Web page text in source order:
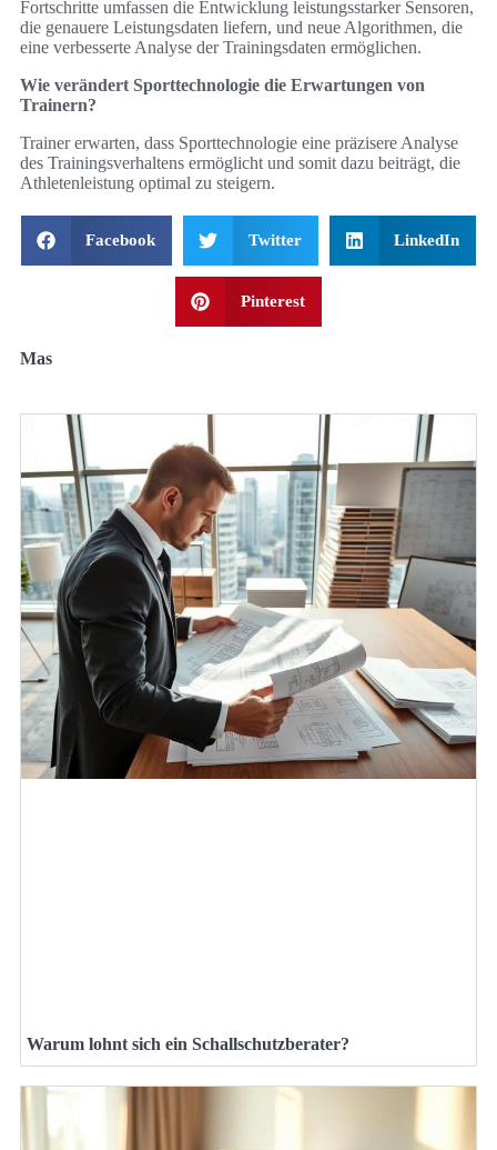
Fortschritte umfassen die Entwicklung leistungsstarker Sensoren,
die genauere Leistungsdaten liefern, und neue Algorithmen, die
eine verbesserte Analyse der Trainingsdaten ermöglichen.
Wie verändert Sporttechnologie die Erwartungen von
Trainern?
Trainer erwarten, dass Sporttechnologie eine präzisere Analyse
des Trainingsverhaltens ermöglicht und somit dazu beiträgt, die
Athletenleistung optimal zu steigern.
Facebook Twitter LinkedIn
Pinterest
Mas
Warum lohnt sich ein Schallschutzberater?